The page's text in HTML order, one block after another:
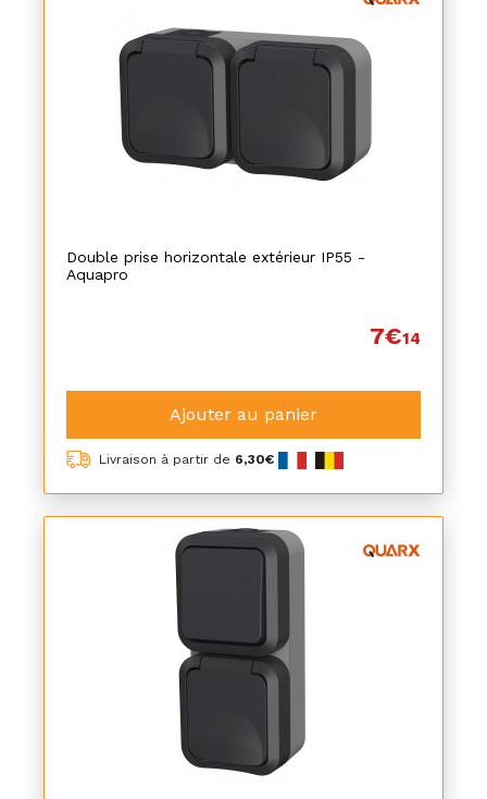
Double prise horizontale extérieur IP55 -
Aquapro
7€14
Ajouter au panier
Livraison à partir de 6,30€